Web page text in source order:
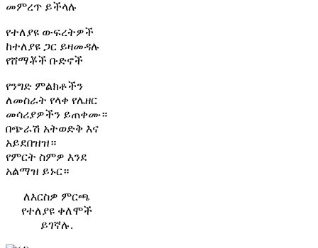
መምረጥ ይችላሉ
የተለያዩ ውፍረትዎች
ከተለያዩ ጋር ይዛመዳሉ
የሸማቾች ቡድኖች
የንግድ ምልክቶችን
ለመስራት የላቀ የሌዘር
መሳሪያዎችን ይጠቀሙ።
በጭራሽ አትወድቅ እና
አይደበዝዝ።
የምርት ስምዎ እንደ
አልማዝ ይኑር።
ለእርስዎ ምርጫ
የተለያዩ ቀለሞች
ይገኛሉ.